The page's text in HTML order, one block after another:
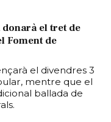
donarà el tret de
Foment de
el divendres 3
mentre que el
ballada de